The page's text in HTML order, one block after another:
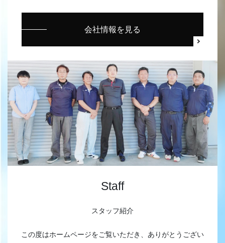
会社情報を見る
Staff
スタッフ紹介
この度はホームページをご覧いただき、ありがとうござい